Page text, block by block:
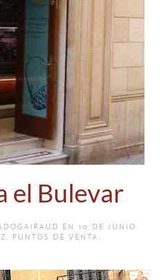
el Bulevar
EN 10 DE JUNIO
, PUNTOS DE VENTA .